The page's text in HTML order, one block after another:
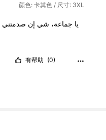
颜色: 卡其色 / 尺寸: 3XL
يا جماعة، شي إن صدمتني
有帮助 (0)